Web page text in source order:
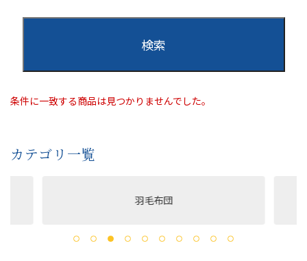
条件に一致する商品は見つかりませんでした。
カテゴリ一覧
羽毛布団